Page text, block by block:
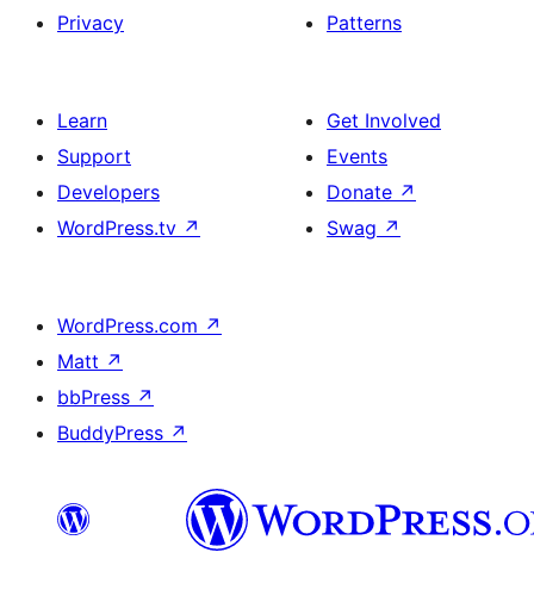
Privacy
Patterns
Learn
Support
Developers
WordPress.tv ↗
Get Involved
Events
Donate ↗
Swag ↗
WordPress.com ↗
Matt ↗
bbPress ↗
BuddyPress ↗